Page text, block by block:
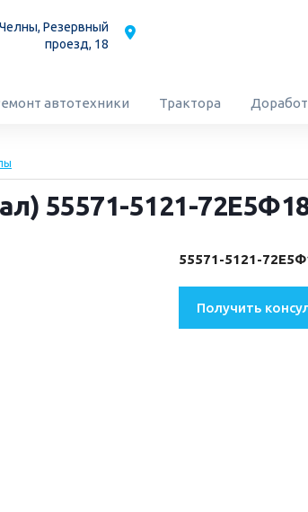
Резервный
проезд, 18
автотехники Трактора
55571-5121-
55571-5121-
Получить